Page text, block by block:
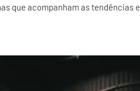
que acompanham as tendências e